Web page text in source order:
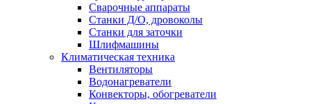
Сварочные аппараты
Станки Д/О, дровоколы
Станки для заточки
Шлифмашины
Климатическая техника
Вентиляторы
Водонагреватели
Конвекторы, обогреватели